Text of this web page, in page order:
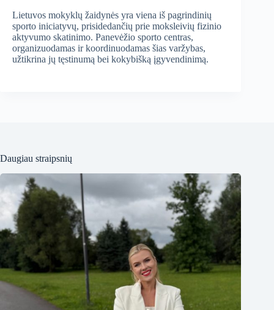
Lietuvos mokyklų žaidynės yra viena iš pagrindinių
sporto iniciatyvų, prisidedančių prie moksleivių fizinio
aktyvumo skatinimo. Panevėžio sporto centras,
organizuodamas ir koordinuodamas šias varžybas,
užtikrina jų tęstinumą bei kokybišką įgyvendinimą.
Daugiau straipsnių